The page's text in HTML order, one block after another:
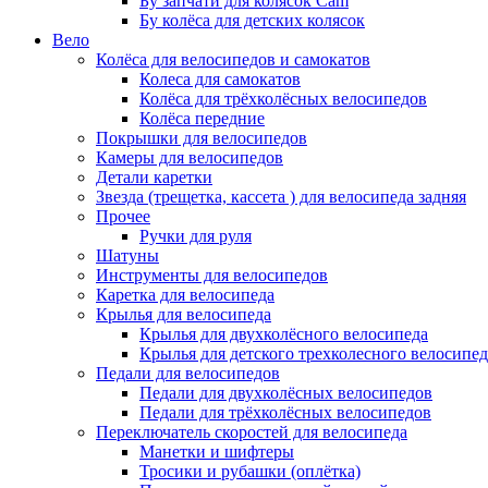
Бу колёса для детских колясок
Вело
Колёса для велосипедов и самокатов
Колеса для самокатов
Колёса для трёхколёсных велосипедов
Колёса передние
Покрышки для велосипедов
Камеры для велосипедов
Детали каретки
Звезда (трещетка, кассета ) для велосипеда задняя
Прочее
Ручки для руля
Шатуны
Инструменты для велосипедов
Каретка для велосипеда
Крылья для велосипеда
Крылья для двухколёсного велосипеда
Крылья для детского трехколесного
Педали для велосипедов
Педали для двухколёсных велосипедов
Педали для трёхколёсных велосипедов
Переключатель скоростей для велосипеда
Манетки и шифтеры
Тросики и рубашки (оплётка)